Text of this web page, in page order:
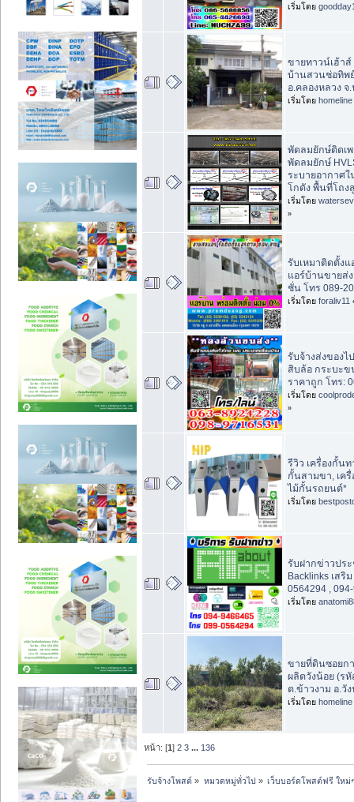
เริ่มโดย
ขายทาวน์เฮ้า
บ้านสวนช่อทิพ
อ.คลองหลวง
เริ่มโดย homeline
พัดลมยักษ์ติดเ
พัดลมยักษ์
ระบายอากาศ
โกดัง พื้นที่โถง
เริ่มโดย
»
รับเหมาติดตั้งแ
แอร์บ้านขายส่
ชั่น โทร 089-
เริ่มโดย foraliv11
รับจ้างส่งของไ
สิบล้อ กระบะข
ราคาถูก โทร:
เริ่มโดย
»
รีวิว เครื่องกั้นท
กั้นสามขา, เครื่
ไม้กั้นรถยนต์*
เริ่มโดย
รับฝากข่าวปร
Backlinks เสริ
0564294 ,
เริ่มโดย
ขายที่ดินซอยก
ผลิตวังน้อย (รหั
ต.ข้าวงาม อ.วั
เริ่มโดย homeline
หน้า: [1]2 3 ... 136
รับจ้างโพสต์ » หมวดหมู่ทั่วไป» เว็บบอร์ดโพสต์ฟรี ให